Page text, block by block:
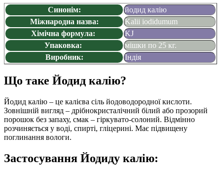
Синонім:
йодид калію
Міжнародна назва:
Kalii iodidumum
Хімічна формула:
KJ
Упаковка:
мішки по 25 кг.
Виробник:
Індія
Що таке Йодид калію?
Йодид калію – це калієва сіль йодоводородної кислоти.
Зовнішній вигляд – дрібнокристалічний білий або прозорий
порошок без запаху, смак – гіркувато-солоний. Відмінно
розчиняється у воді, спирті, гліцерині. Має підвищену
поглинання вологи.
Застосування Йодиду калію: